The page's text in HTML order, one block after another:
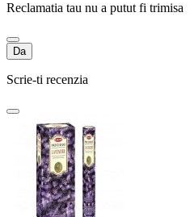
Reclamatia tau nu a putut fi trimisa
Da
Scrie-ti recenzia